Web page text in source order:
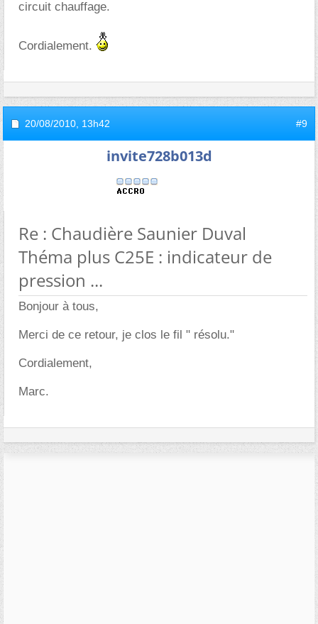
circuit chauffage.
Cordialement.
20/08/2010, 13h42 #9
invite728b013d
Re : Chaudière Saunier Duval
Théma plus C25E : indicateur de
pression ...
Bonjour à tous,
Merci de ce retour, je clos le fil " résolu."
Cordialement,
Marc.